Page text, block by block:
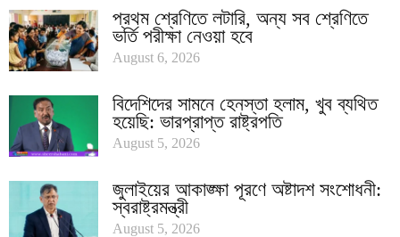
প্রথম শ্রেণিতে লটারি, অন্য সব শ্রেণিতে
ভর্তি পরীক্ষা নেওয়া হবে
August 6, 2026
বিদেশিদের সামনে হেনস্তা হলাম, খুব ব্যথিত
হয়েছি: ভারপ্রাপ্ত রাষ্ট্রপতি
August 5, 2026
জুলাইয়ের আকাঙ্ক্ষা পূরণে অষ্টাদশ সংশোধনী:
স্বরাষ্ট্রমন্ত্রী
August 5, 2026